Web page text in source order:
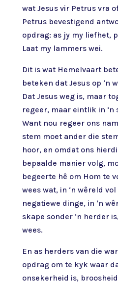
wat Jesus vir Petrus vra
Petrus bevestigend
opdrag: as jy my liefhet,
Laat my lammers wei.
Dit is wat Hemelvaart
beteken dat Jesus op ‘n
Dat Jesus weg is, maar
regeer, maar eintlik in ‘n
Want nou regeer ons
stem moet ander die
hoor, en omdat ons
bepaalde manier volg,
begeerte hê om Hom te
wees wat, in ‘n wêreld
negatiewe dinge, in ‘n
skape sonder ‘n herder
wees.
En as herders van die
opdrag om te kyk waar
onsekerheid is,